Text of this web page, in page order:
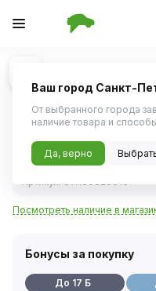
1/1
Датчик давления
(СОАТЭ)
323 ₽
В наличии
Посмотреть наличие в
Бонусы за покупку
До 17 Б
Ваш город Санкт-
От выбранного города
наличие товара и
Да, верно